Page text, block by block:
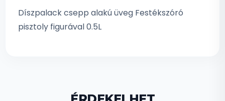
Díszpalack csepp alakú üveg Festékszóró
pisztoly figurával 0.5L